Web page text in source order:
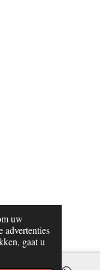
uw
advertenties
gaat u